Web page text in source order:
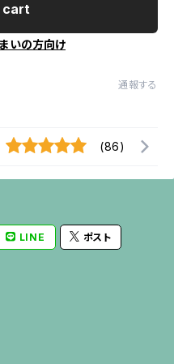
cart
いの方向け
通報する
(86)
LINE ポスト